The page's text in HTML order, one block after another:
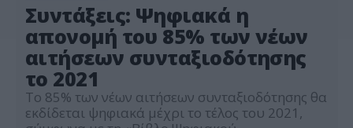
Συντάξεις: Ψηφιακά η
απονομή του 85% των νέων
αιτήσεων συνταξιοδότησης
το 2021
Το 85% των νέων αιτήσεων συνταξιοδότησης θα
εκδίδεται ψηφιακά μέχρι το τέλος του 2021,